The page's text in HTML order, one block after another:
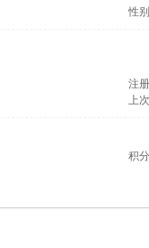
性别
注
上
积分